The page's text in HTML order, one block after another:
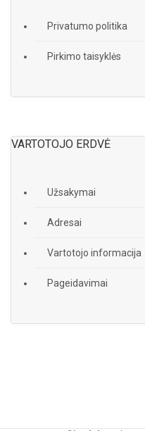
Privatumo politika
Pirkimo taisyklės
VARTOTOJO ERDVĖ
Užsakymai
Adresai
Vartotojo informacija
Pageidavimai